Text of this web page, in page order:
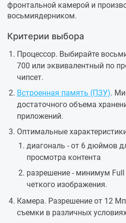
фронтальной камерой и
восьмиядерником.
Критерии выбора
Процессор. Выбирайте
700 или эквивалентный по
чипсет.
Встроенная память (ПЗУ).
достаточного объема
приложений.
Оптимальные
диагональ - от 6 дюймов
просмотра контента
разрешение - минимум
четкого изображения.
Камера. Разрешение от 12
съемки в различных